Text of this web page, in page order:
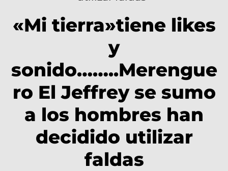
«Mi tierra»tiene likes
y
sonido……..Merengue
ro El Jeffrey se sumo
a los hombres han
decidido utilizar
faldas